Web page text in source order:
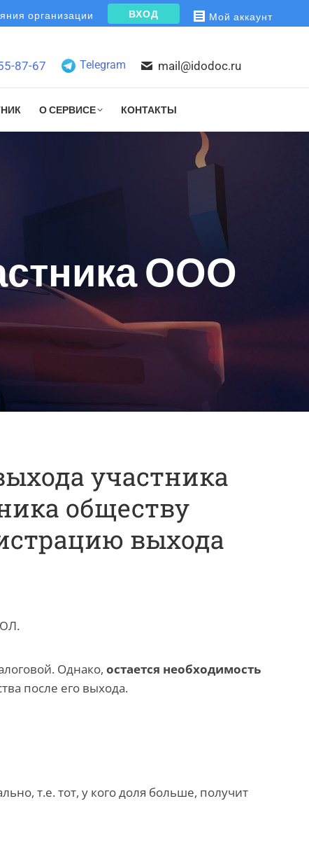
организации ВХОД Мой аккаунт
87-67 Telegram mail@idodoc.ru
О СЕРВИСЕ КОНТАКТЫ
ООО
участника
обществу
выхода
Однако, остается необходимость
после его выхода.
т.е. тот, у кого доля больше, получит